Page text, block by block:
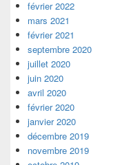
février 2022
mars 2021
février 2021
septembre 2020
juillet 2020
juin 2020
avril 2020
février 2020
janvier 2020
décembre 2019
novembre 2019